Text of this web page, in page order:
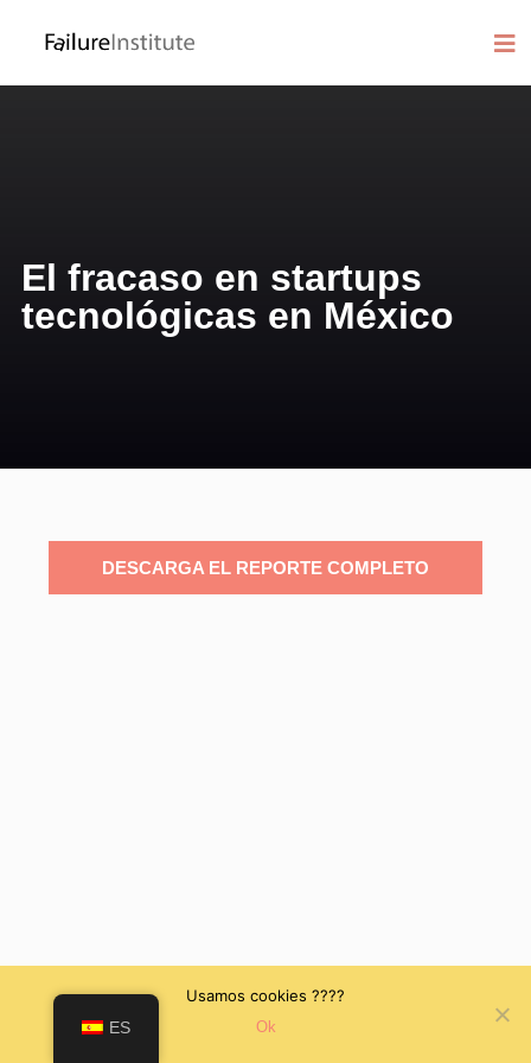
El fracaso en startups
tecnológicas en México
DESCARGA EL REPORTE COMPLETO
ES
Usamos cookies ????
Ok